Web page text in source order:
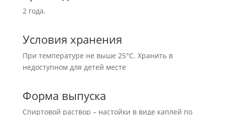
2 года.
Условия хранения
При температуре не выше 25°С. Хранить в
недоступном для детей месте
Форма выпуска
Спиртовой раствор – настойки в виде каплей по